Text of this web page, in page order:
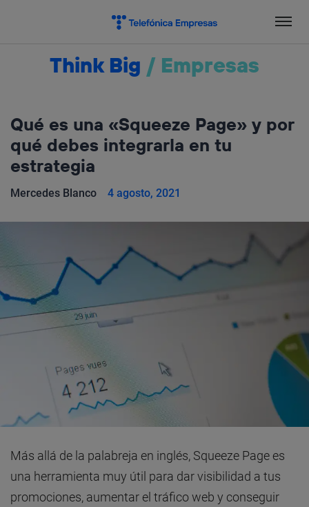
Think Big / Empresas
Qué es una «Squeeze Page» y por
qué debes integrarla en tu
estrategia
Mercedes Blanco 4 agosto, 2021
Más allá de la palabreja en inglés, Squeeze Page es
una herramienta muy útil para dar visibilidad a tus
promociones, aumentar el tráfico web y conseguir